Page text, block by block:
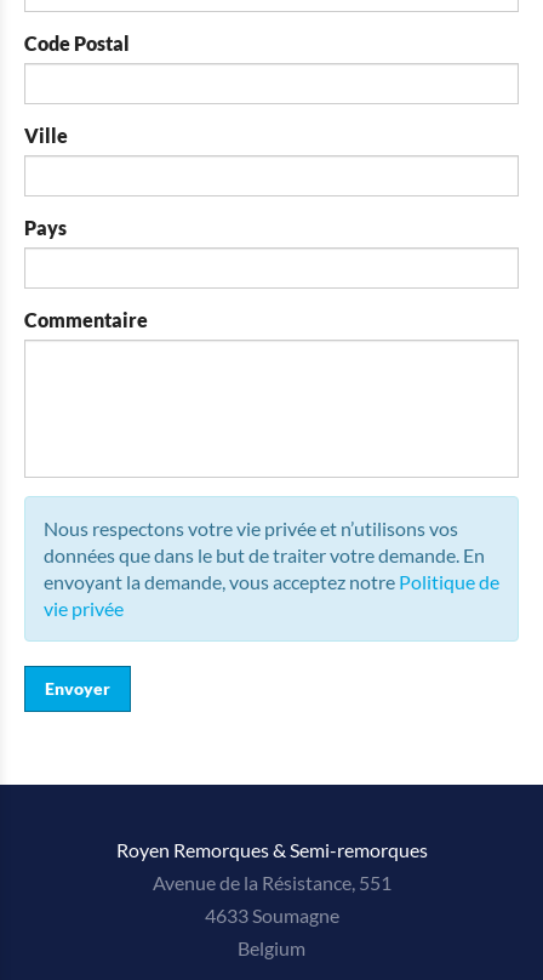
Code Postal
Ville
Pays
Commentaire
Nous respectons votre vie privée et n’utilisons vos
données que dans le but de traiter votre demande. En
envoyant la demande, vous acceptez notre Politique de
vie privée
Royen Remorques & Semi-remorques
Avenue de la Résistance, 551
4633 Soumagne
Belgium